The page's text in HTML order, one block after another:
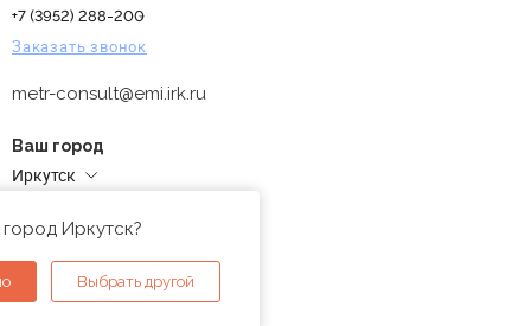
+7 (3952) 288-200
Заказать звонок
metr-consult@emi.irk.ru
Ваш город
Иркутск
Иркутск?
Выбрать другой